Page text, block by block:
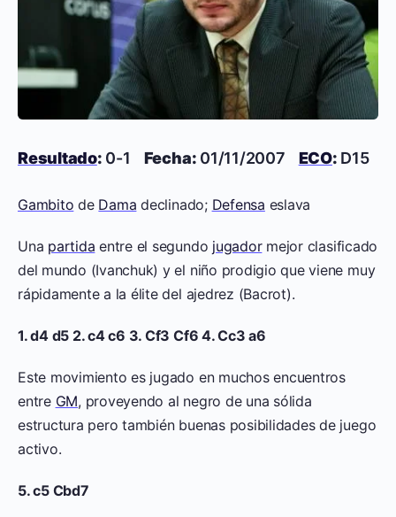
Resultado: 0-1 Fecha: 01/11/2007 ECO: D15
Gambito de Dama declinado; Defensa eslava
Una partida entre el segundo jugadormejor clasificado
del mundo (Ivanchuk) y el niño prodigio que viene muy
rápidamente a la élite del ajedrez (Bacrot).
1. d4 d5 2. c4 c6 3. Cf3 Cf6 4. Cc3 a6
Este movimiento es jugado en muchos encuentros
entre GM, proveyendo al negro de una sólida
estructura pero también buenas posibilidades de juego
activo.
5. c5 Cbd7